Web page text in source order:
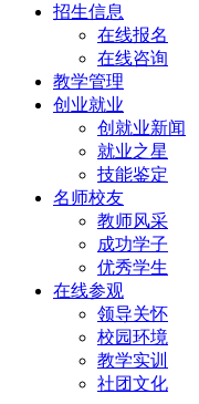
招生信息
在线报名
在线咨询
教学管理
创业就业
创就业新闻
就业之星
技能鉴定
名师校友
教师风采
成功学子
优秀学生
在线参观
领导关怀
校园环境
教学实训
社团文化